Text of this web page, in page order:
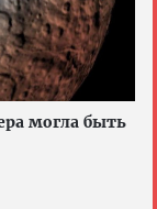
могла быть